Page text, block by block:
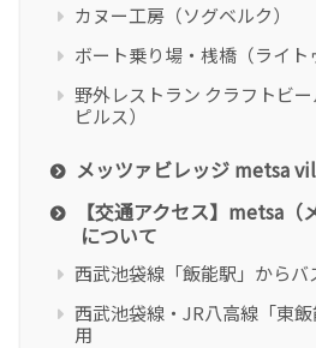
カヌー工房（ソグベルク）
ボート乗り場・桟橋（ライト
野外レストラン クラフトビ
ピルス）
メッツァビレッジ metsa
【交通アクセス】metsa
について
西武池袋線「飯能駅」からバ
西武池袋線・JR八高線「東
用